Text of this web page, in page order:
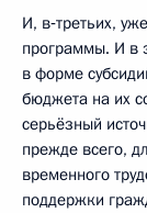
И, в‑третьих,
программы. И в
в форме
бюджета на их
серьёзный
прежде всего,
временного
поддержки